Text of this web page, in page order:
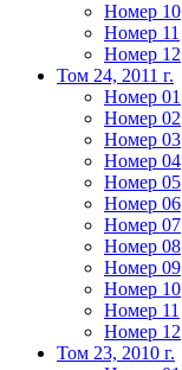
Номер 10
Номер 11
Номер 12
Том 24, 2011 г.
Номер 01
Номер 02
Номер 03
Номер 04
Номер 05
Номер 06
Номер 07
Номер 08
Номер 09
Номер 10
Номер 11
Номер 12
Том 23, 2010 г.